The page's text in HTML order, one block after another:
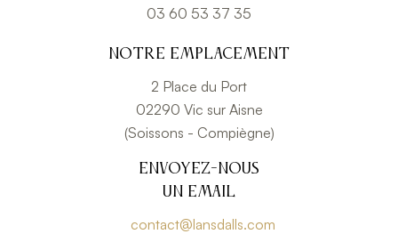
03 60 53 37 35
Notre emplacement
2 Place du Port
02290 Vic sur Aisne
(Soissons - Compiègne)
Envoyez-nous
un email
contact@lansdalls.com